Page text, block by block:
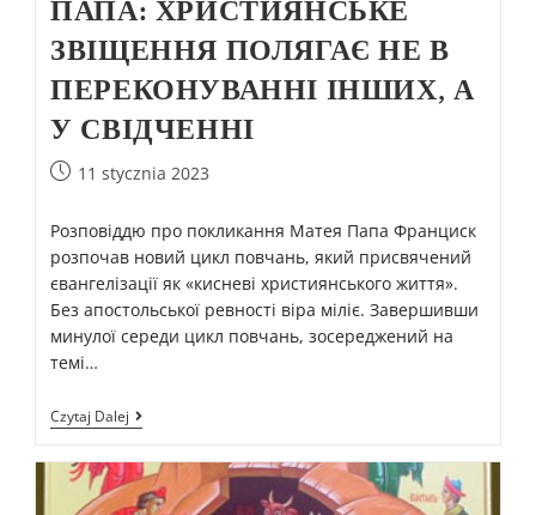
ПАПА: ХРИСТИЯНСЬКЕ
ЗВІЩЕННЯ ПОЛЯГАЄ НЕ В
ПЕРЕКОНУВАННІ ІНШИХ, А
У СВІДЧЕННІ
11 stycznia 2023
Розповіддю про покликання Матея Папа Франциск
розпочав новий цикл повчань, який присвячений
євангелізації як «кисневі християнського життя».
Без апостольської ревності віра міліє. Завершивши
минулої середи цикл повчань, зосереджений на
темі…
Czytaj Dalej